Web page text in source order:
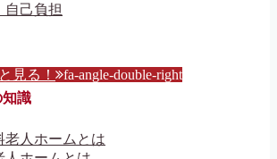
自己負担
見る！ fa-angle-double-right
識
老人ホームとは